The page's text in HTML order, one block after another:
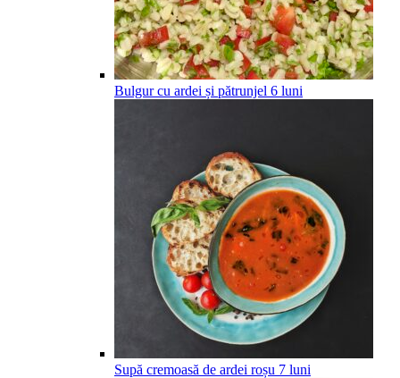
Bulgur cu ardei și pătrunjel 6 luni
Supă cremoasă de ardei roșu 7 luni